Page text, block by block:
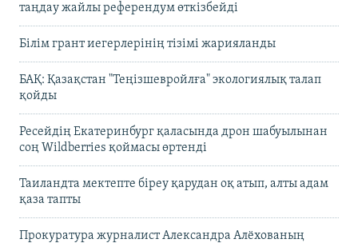
таңдау жайлы референдум өткізбейді
Білім грант иегерлерінің тізімі жарияланды
БАҚ: Қазақстан "Теңізшевройлға" экологиялық талап
қойды
Ресейдің Екатеринбург қаласында дрон шабуылынан
соң Wildberries қоймасы өртенді
Таиландта мектепте біреу қарудан оқ атып, алты адам
қаза тапты
Прокуратура журналист Александра Алёхованың